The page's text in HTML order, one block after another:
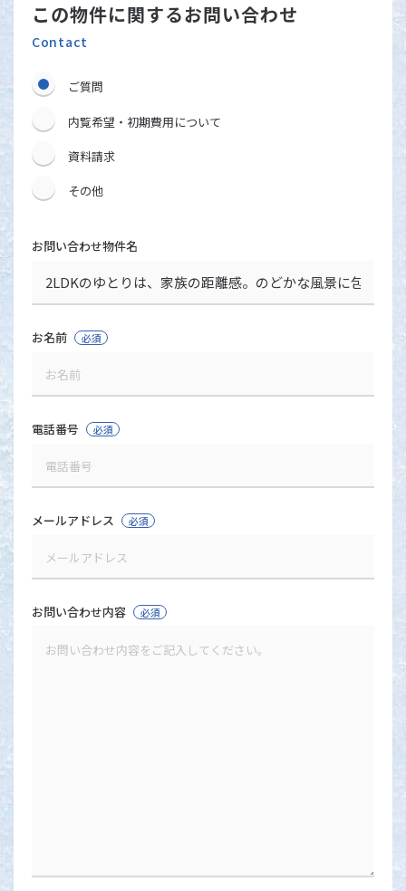
この物件に関するお問い合わせ
Contact
ご質問
内覧希望・初期費用について
資料請求
その他
お問い合わせ物件名
お名前 必須
電話番号 必須
メールアドレス 必須
お問い合わせ内容 必須